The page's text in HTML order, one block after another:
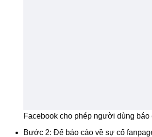
Facebook cho phép người dùng báo
Bước 2: Để báo cáo về sự cố